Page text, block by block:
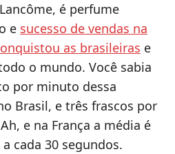
é perfume
e sucesso de vendas na
as brasileiras e
o mundo. Você sabia
por minuto dessa
Brasil, e três frascos por
e na França a média é
cada 30 segundos.